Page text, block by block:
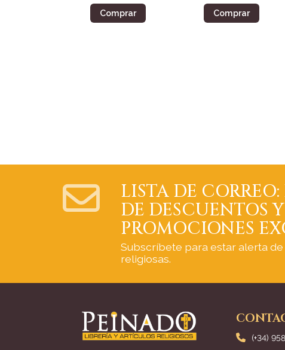
Comprar Comprar
LISTA DE
DE DESCUENTOS Y
PROMOCIONES
Subscríbete para estar alerta
religiosas.
(+34)